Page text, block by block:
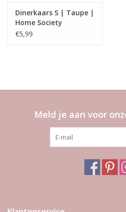
Dinerkaars S | Taupe |
Home Society
€5,99
Meld je aan voor